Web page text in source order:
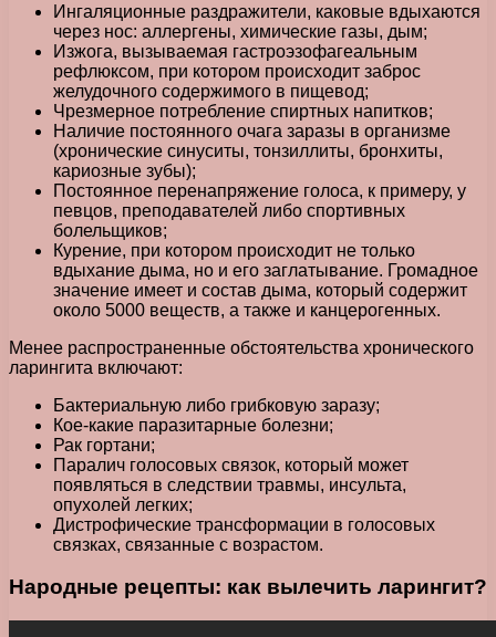
Ингаляционные раздражители, каковые вдыхаются
через нос: аллергены, химические газы, дым;
Изжога, вызываемая гастроэзофагеальным
рефлюксом, при котором происходит заброс
желудочного содержимого в пищевод;
Чрезмерное потребление спиртных напитков;
Наличие постоянного очага заразы в организме
(хронические синуситы, тонзиллиты, бронхиты,
кариозные зубы);
Постоянное перенапряжение голоса, к примеру, у
певцов, преподавателей либо спортивных
болельщиков;
Курение, при котором происходит не только
вдыхание дыма, но и его заглатывание. Громадное
значение имеет и состав дыма, который содержит
около 5000 веществ, а также и канцерогенных.
Менее распространенные обстоятельства хронического
ларингита включают:
Бактериальную либо грибковую заразу;
Кое-какие паразитарные болезни;
Рак гортани;
Паралич голосовых связок, который может
появляться в следствии травмы, инсульта,
опухолей легких;
Дистрофические трансформации в голосовых
связках, связанные с возрастом.
Народные рецепты: как вылечить ларингит?